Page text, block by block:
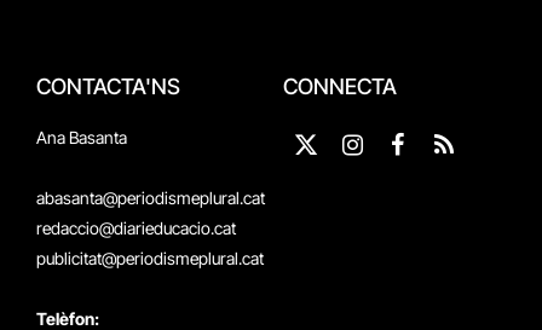
CONTACTA'NS
Ana Basanta
abasanta@periodismeplural.cat
redaccio@diarieducacio.cat
publicitat@periodismeplural.cat
Telèfon:
CONNECTA
X
Instagram
Facebook
RSS